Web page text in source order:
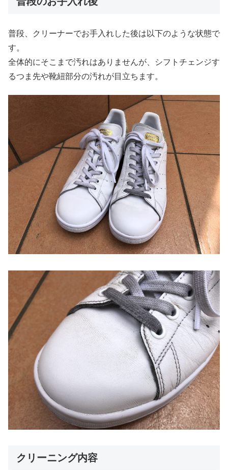
普段、クリーナーでお手入れした後は以下のような状態で
す。
全体的にそこまで汚れはありませんが、シフトチェンジす
るつま先や靴紐部分の汚れが目立ちます。
クリーニング内容